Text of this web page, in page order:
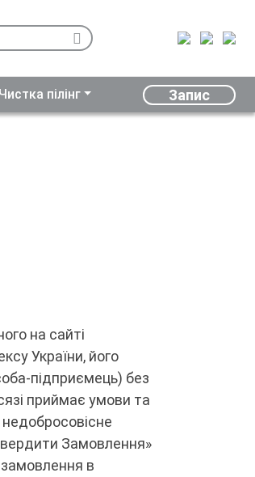
Чистка пілінг Запис
на сайті
України, його
підприємець) без
приймає умови та
Замовлення»
в